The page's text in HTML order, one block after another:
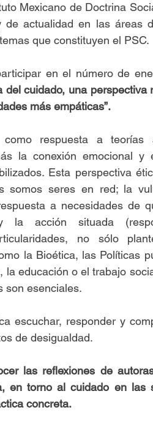
Mexicano de Doctrina
actualidad en las áreas
que constituyen el PSC.
en el número de
del cuidado, una perspectiva
más empáticas”.
respuesta a teorías
la conexión emocional y
Esta perspectiva
somos seres en red; la
a necesidades de
la acción situada
no sólo
la Bioética, las Políticas
la educación o el trabajo
son esenciales.
escuchar, responder y
de desigualdad.
las reflexiones de
en torno al cuidado en las
concreta.